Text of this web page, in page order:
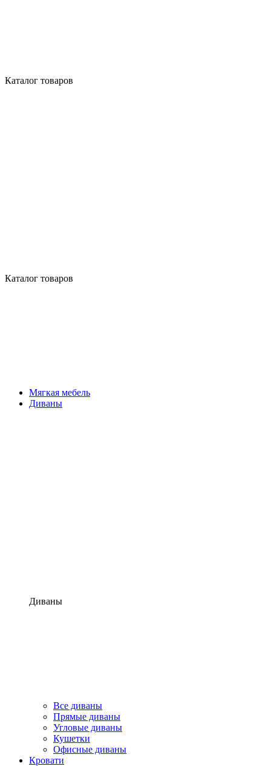
Каталог товаров
Каталог товаров
Мягкая мебель
Диваны
Диваны
Все диваны
Прямые диваны
Угловые диваны
Кушетки
Офисные диваны
Кровати